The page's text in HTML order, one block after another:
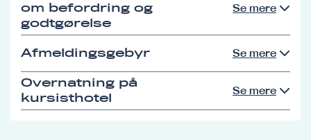
om befordring og
godtgørelse
Se mere
Afmeldingsgebyr Se mere
Overnatning på
kursisthotel
Se mere